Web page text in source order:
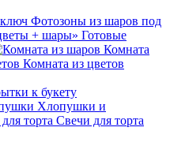
Фотозоны из шаров под
Готовые
Комната
Комната из цветов
к букету
Хлопушки и
Свечи для торта